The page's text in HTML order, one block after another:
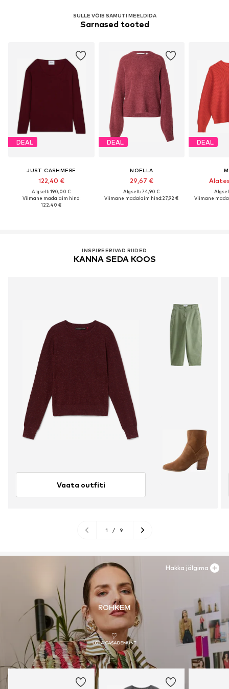
SULLE VÕIB SAMUTI MEELDIDA
Sarnased tooted
DEAL
JUST CASHMERE
122,40 €
Algselt: 190,00 €
Viimane madalaim hind:
122,40 €
DEAL
NOELLA
29,67 €
Algselt: 74,90 €
Viimane madalaim hind:27,92 €
DEAL
Viimane
INSPIREERIVAD RIIDED
KANNA SEDA KOOS
Vaata outfiti
1 / 9
ROHKEM
Hakka jälgima